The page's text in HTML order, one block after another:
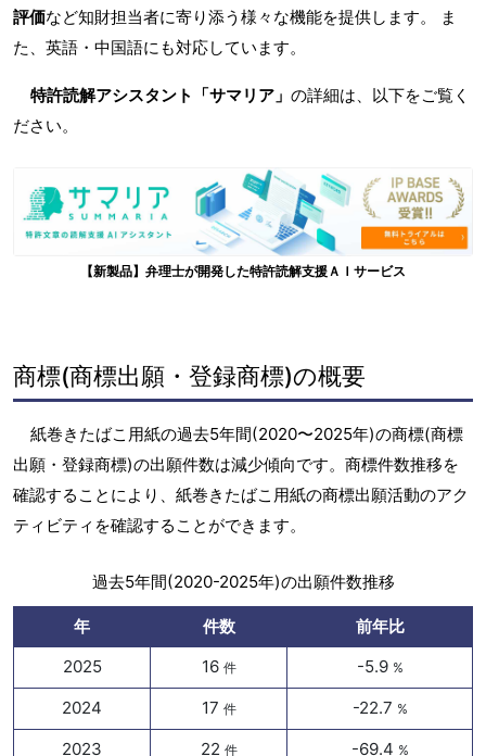
評価など知財担当者に寄り添う様々な機能を提供します。 ま
た、英語・中国語にも対応しています。
特許読解アシスタント「サマリア」 の詳細は、以下をご覧く
ださい。
【新製品】弁理士が開発した特許読解支援ＡＩサービス
商標(商標出願・登録商標)の概要
紙巻きたばこ用紙の過去5年間(2020〜2025年)の商標(商標
出願・登録商標)の出願件数は減少傾向です。商標件数推移を
確認することにより、紙巻きたばこ用紙の商標出願活動のアク
ティビティを確認することができます。
過去5年間(2020-2025年)の出願件数推移
年 件数
前年比
2025
16 件 -5.9 %
2024 17 件 -22.7 %
2023 22 件 -69.4 %